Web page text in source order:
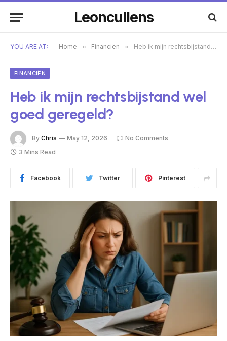
Leoncullens
YOU ARE AT: Home » Financiën » Heb ik mijn rechtsbijstand wel goed geregeld?
FINANCIËN
Heb ik mijn rechtsbijstand wel
goed geregeld?
By Chris May 12, 2026
No Comments
3 Mins Read
Facebook Twitter Pinterest